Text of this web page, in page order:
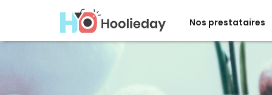
Nos prestataires